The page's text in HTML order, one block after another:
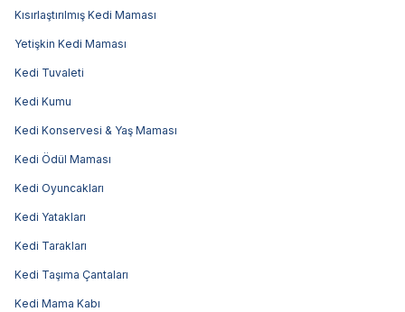
Kısırlaştırılmış Kedi Maması
Yetişkin Kedi Maması
Kedi Tuvaleti
Kedi Kumu
Kedi Konservesi & Yaş Maması
Kedi Ödül Maması
Kedi Oyuncakları
Kedi Yatakları
Kedi Tarakları
Kedi Taşıma Çantaları
Kedi Mama Kabı